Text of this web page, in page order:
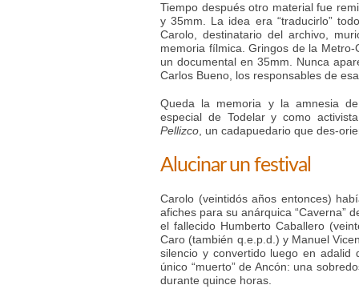
Tiempo después otro material fue
y 35mm. La idea era “traducirlo”
Carolo, destinatario del archivo,
memoria fílmica. Gringos de la
un documental en 35mm. Nunca
Carlos Bueno, los responsables de
Queda la memoria y la amnesia
especial de Todelar y como
Pellizco , un cadapuedario que des-
Alucinar un festival
Carolo (veintidós años entonces)
afiches para su anárquica “Caverna”
el fallecido Humberto Caballero
Caro (también q.e.p.d.) y Manuel
silencio y convertido luego en
único “muerto” de Ancón: una
durante quince horas.